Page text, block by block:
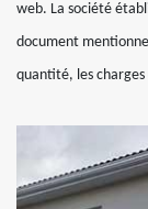
web. La société
document
quantité, les